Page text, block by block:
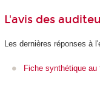
L'avis des
Les dernières réponses à
Fiche synthétique au